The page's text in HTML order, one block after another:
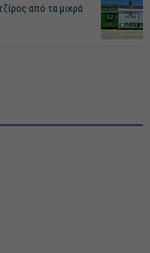
από τα μικρά